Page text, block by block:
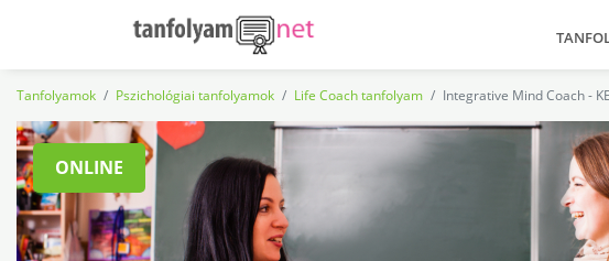
Tanfolyamok Pszichológiai tanfolyamok Life Coach tanfolyam Integrative Mind Coach -
ONLINE